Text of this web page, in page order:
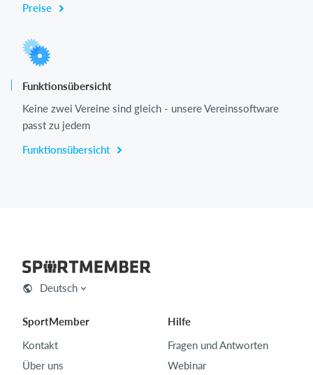
Preise
Funktionsübersicht
Keine zwei Vereine sind gleich - unsere Vereinssoftware
passt zu jedem
Funktionsübersicht
Deutsch
SportMember
Kontakt
Über uns
Hilfe
Fragen und Antworten
Webinar